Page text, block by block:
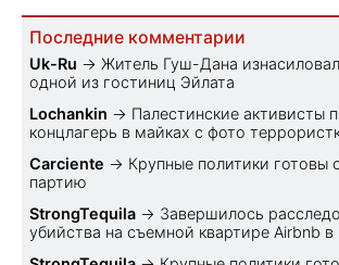
Последние комментарии
Uk-Ru → Житель Гуш-Дана
одной из гостиниц Эйлата
Lochankin → Палестинские активисты
концлагерь в майках с фото
Carciente → Крупные политики готовы
партию
StrongTequila → Завершилось
убийства на съемной квартире Airbnb